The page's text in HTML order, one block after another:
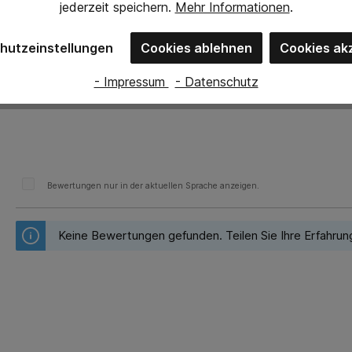
Bewertungen nur in der aktuellen Sprache anzeigen.
Keine Bewertungen gefunden. Teilen Sie Ihre
jederzeit speichern. Mehr Informationen.
Cookies ablehnen Cookies
- Impressum - Datenschutz